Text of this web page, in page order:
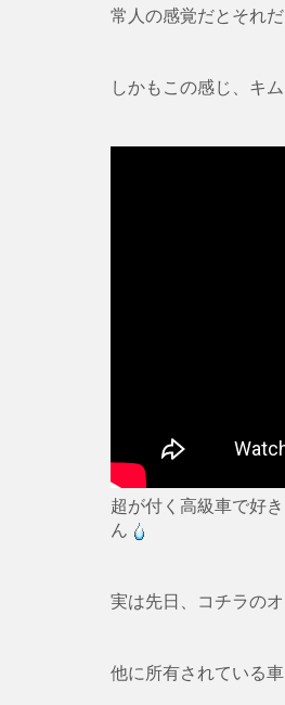
常人の感覚だとそれ
しかもこの感じ、キ
超が付く高級車で好
ん
実は先日、コチラの
他に所有されている